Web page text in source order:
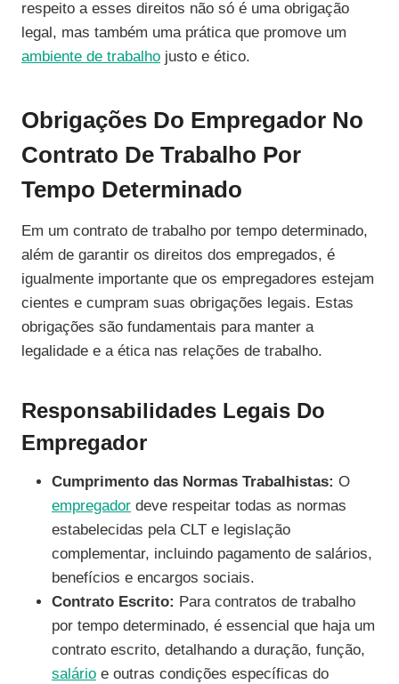
respeito a esses direitos não só é uma obrigação
legal, mas também uma prática que promove um
ambiente de trabalho justo e ético.
Obrigações Do Empregador No
Contrato De Trabalho Por
Tempo Determinado
Em um contrato de trabalho por tempo determinado,
além de garantir os direitos dos empregados, é
igualmente importante que os empregadores estejam
cientes e cumpram suas obrigações legais. Estas
obrigações são fundamentais para manter a
legalidade e a ética nas relações de trabalho.
Responsabilidades Legais Do
Empregador
Cumprimento das Normas Trabalhistas: O
empregador deve respeitar todas as normas
estabelecidas pela CLT e legislação
complementar, incluindo pagamento de salários,
benefícios e encargos sociais.
Contrato Escrito: Para contratos de trabalho
por tempo determinado, é essencial que haja um
contrato escrito, detalhando a duração, função,
salário e outras condições específicas do